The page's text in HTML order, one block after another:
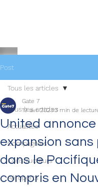
Post
Tous les articles
Actualités
Compagnies
Constructeurs
Aéroports
Tous les articles
United annonce
expansion
dans le
compris en
Gate 7
19 avr. 20233 min de